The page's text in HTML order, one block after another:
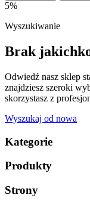
5%
Wyszukiwanie
Brak
Odwiedź nasz sklep
znajdziesz szeroki
skorzystasz z
Wyszukaj od nowa
Kategorie
Produkty
Strony